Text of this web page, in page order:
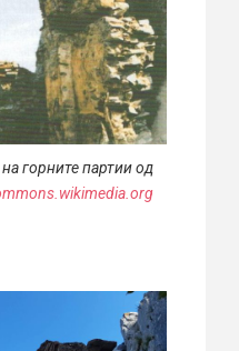
горните партии од